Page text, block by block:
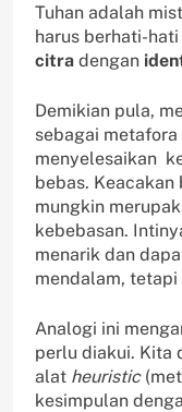
Tuhan adalah
harus berhati-
citra dengan
Demikian pula,
sebagai
menyelesaikan
bebas.
mungkin
kebebasan.
menarik dan
mendalam,
Analogi ini
perlu diakui. Kita
alat heuristic
kesimpulan